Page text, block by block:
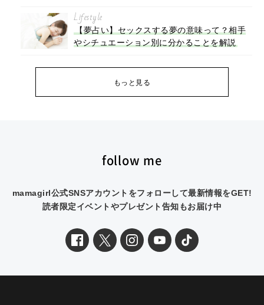
Lifestyle
【夢占い】セックスする夢の意味って？相手
やシチュエーション別に分かることを解説
もっと見る
follow me
mamagirl公式SNSアカウントをフォローして最新情報をGET!
読者限定イベントやプレゼント告知もお届け中